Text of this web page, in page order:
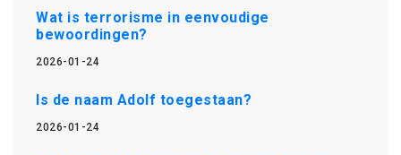
Wat is terrorisme in eenvoudige
bewoordingen?
2026-01-24
Is de naam Adolf toegestaan?
2026-01-24